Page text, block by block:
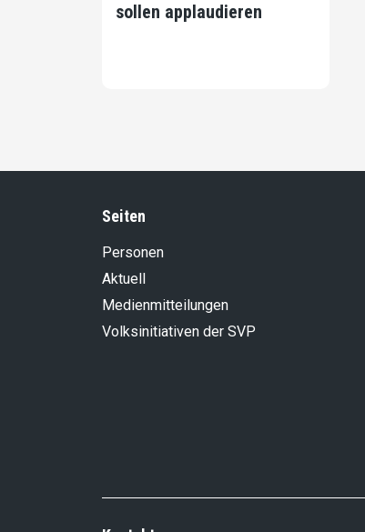
sollen applaudieren
Seiten
Personen
Aktuell
Medienmitteilungen
Volksinitiativen der SVP